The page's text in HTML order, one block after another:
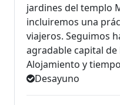
jardines del templo
incluiremos una
viajeros. Seguimos
agradable capital
Alojamiento y
Desayuno